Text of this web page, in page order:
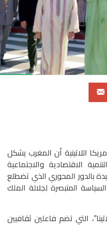
اللاتينية أن المغرب يشكل
الاقتصادية والاجتماعية
بالدور المحوري الذي تضطلع
اﻟمتبصرة لجلالة الملك
التي تضم فاعلين ثقافيين